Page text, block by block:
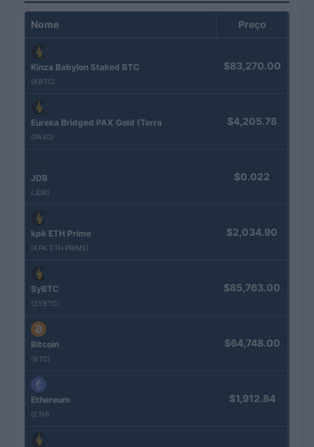
Nome Preço
Kinza Babylon Staked BTC
(KBTC)
$83,270.00
Eureka Bridged PAX Gold (Terra
(PAXG)
$4,205.78
JDB
(JDB)
$0.022
kpk ETH Prime
(KPK ETH PRIME)
$2,034.90
SyBTC
(SYBTC)
$85,763.00
Bitcoin
(BTC)
$64,748.00
Ethereum
(ETH)
$1,912.84